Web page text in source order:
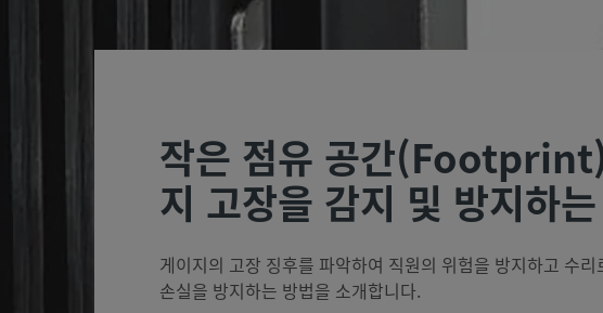
작은 점유 공간
지 고장을 감지 및 방지하
게이지의 고장 징후를 파악하여 직원의 위험을 방지하고 수
손실을 방지하는 방법을 소개합니다.